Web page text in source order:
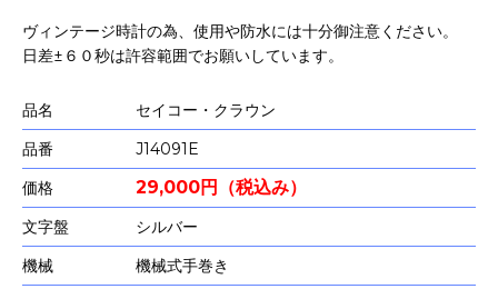
ヴィンテージ時計の為、使用や防水には十分御注意ください。
日差±６０秒は許容範囲でお願いしています。
品名
セイコー・クラウン
品番
J14091E
価格
29,000円（税込み）
文字盤
シルバー
機械
機械式手巻き